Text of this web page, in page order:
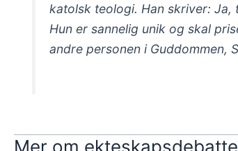
katolsk teologi. Han skriver: Ja,
Hun er sannelig unik og skal
andre personen i Guddommen,
Mer om